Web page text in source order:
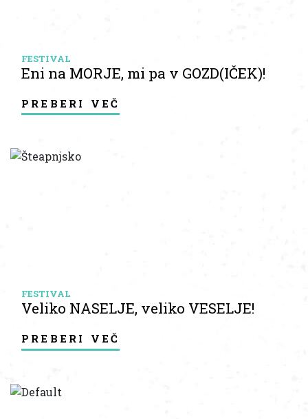
FESTIVAL
Eni na MORJE, mi pa v GOZD(IČEK)!
preberi več
FESTIVAL
Veliko NASELJE, veliko VESELJE!
preberi več